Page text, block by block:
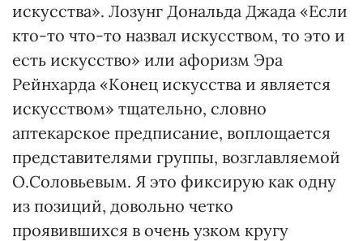
искусства». Лозунг Дональда Джада «Если
кто-то что-то назвал искусством, то это и
есть искусство» или афоризм Эра
Рейнхарда «Конец искусства и является
искусством» тщательно, словно
аптекарское предписание, воплощается
представителями группы, возглавляемой
О.Соловьевым. Я это фиксирую как одну
из позиций, довольно четко
проявившихся в очень узком кругу